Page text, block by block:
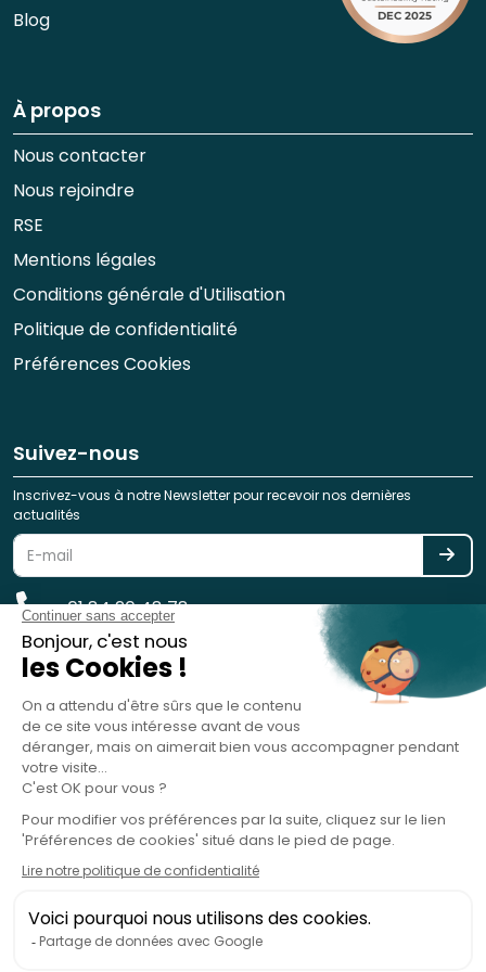
Blog
À propos
Nous contacter
Nous rejoindre
RSE
Mentions légales
Conditions générale d'Utilisation
Politique de confidentialité
Préférences Cookies
Suivez-nous
Inscrivez-vous à notre Newsletter pour recevoir nos dernières
actualités
01 84 20 48 78
reservation@spotlag.com
Voyages et de Séjours - ATOUT France - sous le n° IM075220031 -
rue d'Astorg, 75008 Paris, France - RC Professionnelle : HISCOX SA, 38
avenue de l'Opéra, 75002 Paris, France